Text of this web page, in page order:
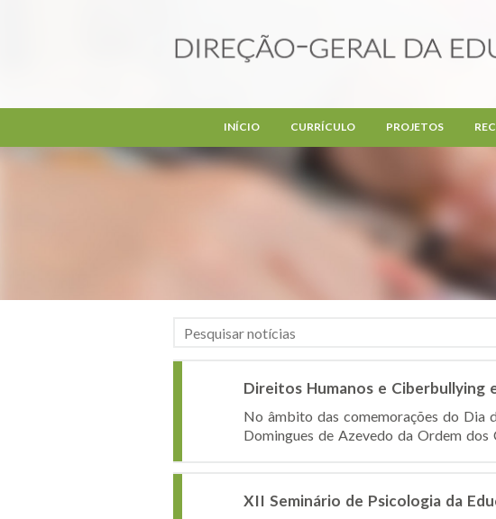
INÍCIO CURRÍCULO PROJETOS
Direitos Humanos e Ciberbullying
No âmbito das comemorações do Dia
Domingues de Azevedo da Ordem
XII Seminário de Psicologia da